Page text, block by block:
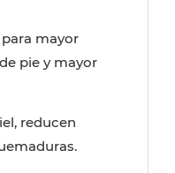
mayor
pie y mayor
reducen